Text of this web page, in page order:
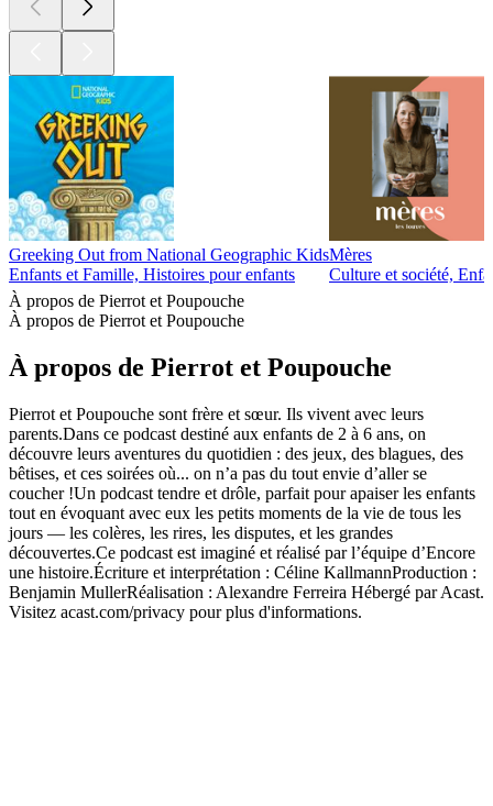
Greeking Out from National Geographic Kids
Enfants et Famille, Histoires pour enfants
Mères
Culture et société,
À propos de Pierrot et Poupouche
À propos de Pierrot et Poupouche
À propos de Pierrot et Poupouche
Pierrot et Poupouche sont frère et sœur. Ils vivent avec leurs
parents.Dans ce podcast destiné aux enfants de 2 à 6 ans, on
découvre leurs aventures du quotidien : des jeux, des blagues, des
bêtises, et ces soirées où... on n’a pas du tout envie d’aller se
coucher !Un podcast tendre et drôle, parfait pour apaiser les enfants
tout en évoquant avec eux les petits moments de la vie de tous les
jours — les colères, les rires, les disputes, et les grandes
découvertes.Ce podcast est imaginé et réalisé par l’équipe d’Encore
une histoire.Écriture et interprétation : Céline KallmannProduction :
Benjamin MullerRéalisation : Alexandre Ferreira Hébergé par Acast.
Visitez acast.com/privacy pour plus d'informations.